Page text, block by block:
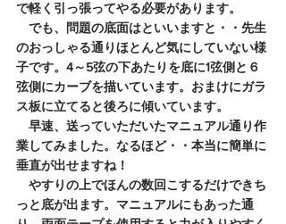
で軽く引っ張ってやる必要があります。
でも、問題の底面はといいますと・・先生
のおっしゃる通りほとんど気にしていない様
子です。4～5弦の下あたりを底に1弦側と６
弦側にカーブを描いています。おまけにガラ
ス板に立てると後ろに傾いています。
早速、送っていただいたマニュアル通り作
業してみました。なるほど・・本当に簡単に
垂直が出せますね！
やすりの上でほんの数回こするだけできち
っと底が出ます。マニュアルにもあった通